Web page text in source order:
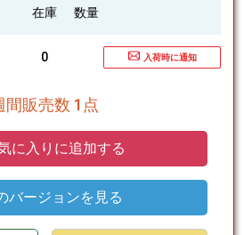
在庫 数量
0 入荷時に通知
間販売数 1点
に入りに追加する
バージョンを見る